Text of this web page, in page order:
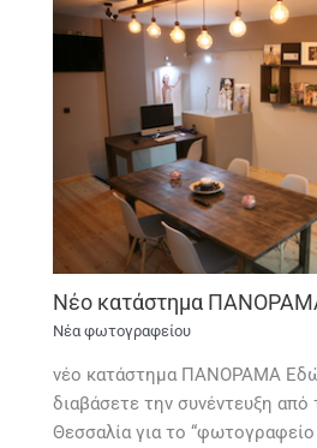
Νέο κατάστημα
Νέα φωτογραφείου
νέο κατάστημα ΠΑΝΟΡΑΜΑ
διαβάσετε την συνέντευξη
Θεσσαλία για το